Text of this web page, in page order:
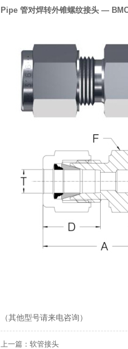
Pipe 管对焊转外锥螺纹接头 —
（其他型号请来电咨询）
上一篇： 软管接头